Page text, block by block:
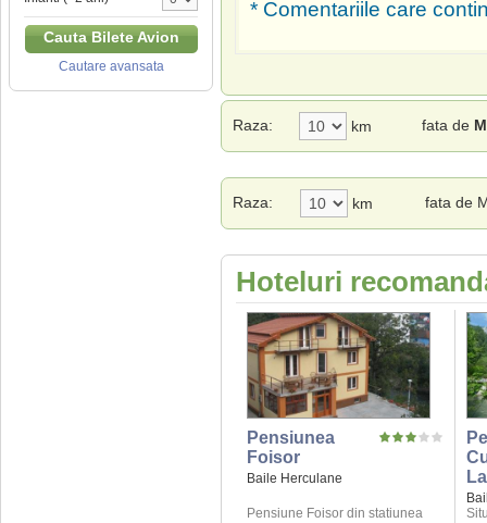
Cauta Bilete Avion
Cautare avansata
* Comentariile care
Raza: km fata de
Raza: km fata de
Hoteluri
Pensiunea
Foisor
Baile Herculane
Pensiune Foisor din statiunea